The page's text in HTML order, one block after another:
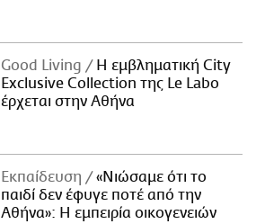
Good Living
Η εμβληματική City
Exclusive Collection της Le Labo
έρχεται στην Αθήνα
Εκπαίδευση
«Νιώσαμε ότι το
παιδί δεν έφυγε ποτέ από την
Αθήνα»: Η εμπειρία οικογενειών